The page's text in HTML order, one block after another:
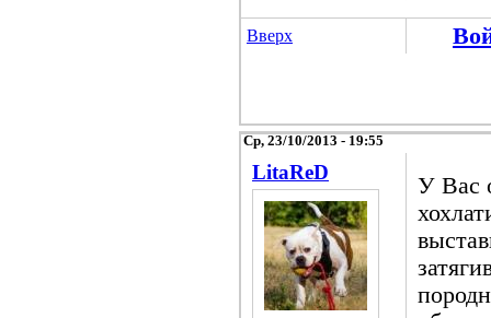
Вверх
Ср, 23/10/2013 - 19:55
LitaReD
У Вас